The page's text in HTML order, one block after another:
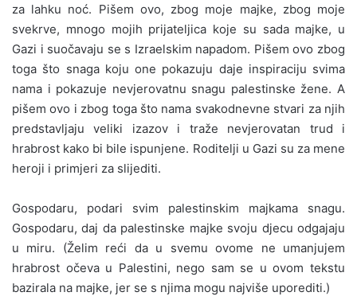
za lahku noć. Pišem ovo, zbog moje majke, zbog moje
svekrve, mnogo mojih prijateljica koje su sada majke, u
Gazi i suočavaju se s Izraelskim napadom. Pišem ovo zbog
toga što snaga koju one pokazuju daje inspiraciju svima
nama i pokazuje nevjerovatnu snagu palestinske žene. A
pišem ovo i zbog toga što nama svakodnevne stvari za njih
predstavljaju veliki izazov i traže nevjerovatan trud i
hrabrost kako bi bile ispunjene. Roditelji u Gazi su za mene
heroji i primjeri za slijediti.
Gospodaru, podari svim palestinskim majkama snagu.
Gospodaru, daj da palestinske majke svoju djecu odgajaju
u miru. (Želim reći da u svemu ovome ne umanjujem
hrabrost očeva u Palestini, nego sam se u ovom tekstu
bazirala na majke, jer se s njima mogu najviše uporediti.)